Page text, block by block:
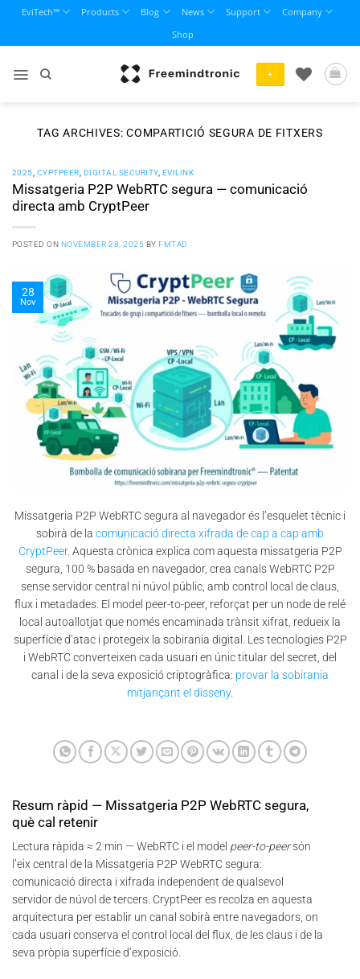
content
EviTech™ Products Blog News Support
Company
Shop
+
TAG ARCHIVES:COMPARTICIÓ SEGURA DE FITXERS
2025 CYPTPEER DIGITAL SECURITY, EVILINK
Missatgeria P2P WebRTC segura — comunicació
directa amb CryptPeer
POSTED ON NOVEMBER 28, 2025 BYFMTAD
28
Nov
Missatgeria P2P WebRTC segura al navegador és l’esquelet tècnic i
sobirà de la comunicació directa xifrada de cap a cap amb
CryptPeer. Aquesta crònica explica com aquesta missatgeria P2P
segura, 100 % basada en navegador, crea canals WebRTC P2P
sense servidor central ni núvol públic, amb control local de claus,
flux i metadades. El model peer-to-peer, reforçat per un node de relé
local autoallotjat que només encaminada trànsit xifrat, redueix la
superfície d’atac i protegeix la sobirania digital. Les tecnologies P2P
i WebRTC converteixen cada usuari en únic titular del secret, del
canal i de la seva exposició criptogràfica: provar la sobirania
mitjançant el disseny.
Resum ràpid — Missatgeria P2P WebRTC segura,
què cal retenir
Lectura ràpida ≈ 2 min — WebRTC i el model peer-to-peersón
l’eix central de la Missatgeria P2P WebRTC segura:
comunicació directa i xifrada independent de qualsevol
servidor de núvol de tercers. CryptPeer es recolza en aquesta
arquitectura per establir un canal sobirà entre navegadors, on
cada usuari conserva el control local del flux, de les claus i de la
seva pròpia superfície d’exposició.